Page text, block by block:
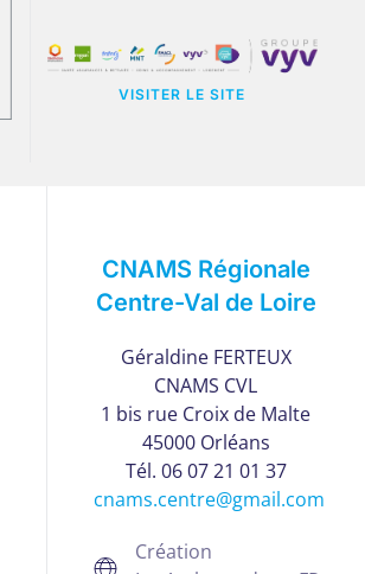
VISITER LE SITE
CNAMS Régionale
Centre-Val de Loire
Géraldine FERTEUX
CNAMS CVL
1 bis rue Croix de Malte
45000 Orléans
Tél. 06 07 21 01 37
cnams.centre@gmail.com
Création